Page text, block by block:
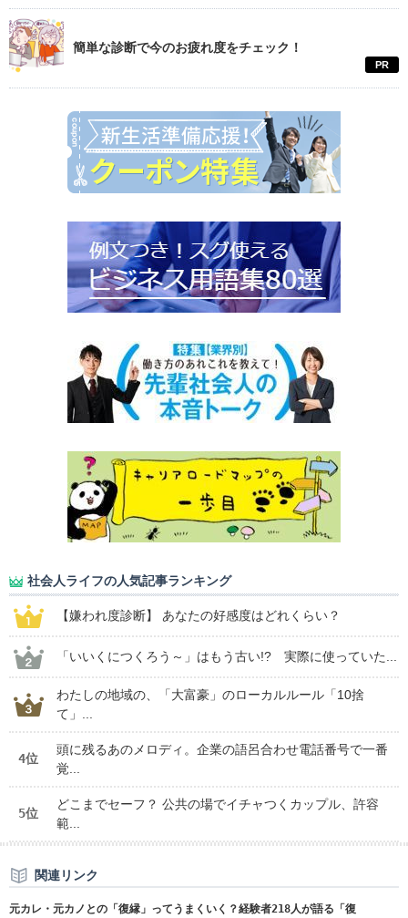
簡単な診断で今のお疲れ度をチェック！
PR
社会人ライフの人気記事ランキング
【嫌われ度診断】 あなたの好感度はどれくらい？
「いいくにつくろう～」はもう古い!? 実際に使っていた...
わたしの地域の、「大富豪」のローカルルール「10捨
て」...
4位
頭に残るあのメロディ。企業の語呂合わせ電話番号で一番
覚...
5位
どこまでセーフ？ 公共の場でイチャつくカップル、許容
範...
関連リンク
元カレ・元カノとの「復縁」ってうまくいく？経験者218人が語る「復